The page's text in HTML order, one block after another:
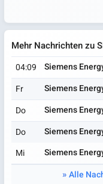
Mehr Nachrichten zu
04:09
Siemens
Fr
Siemens
Do
Siemens
Do
Siemens
Mi
Siemens
Alle